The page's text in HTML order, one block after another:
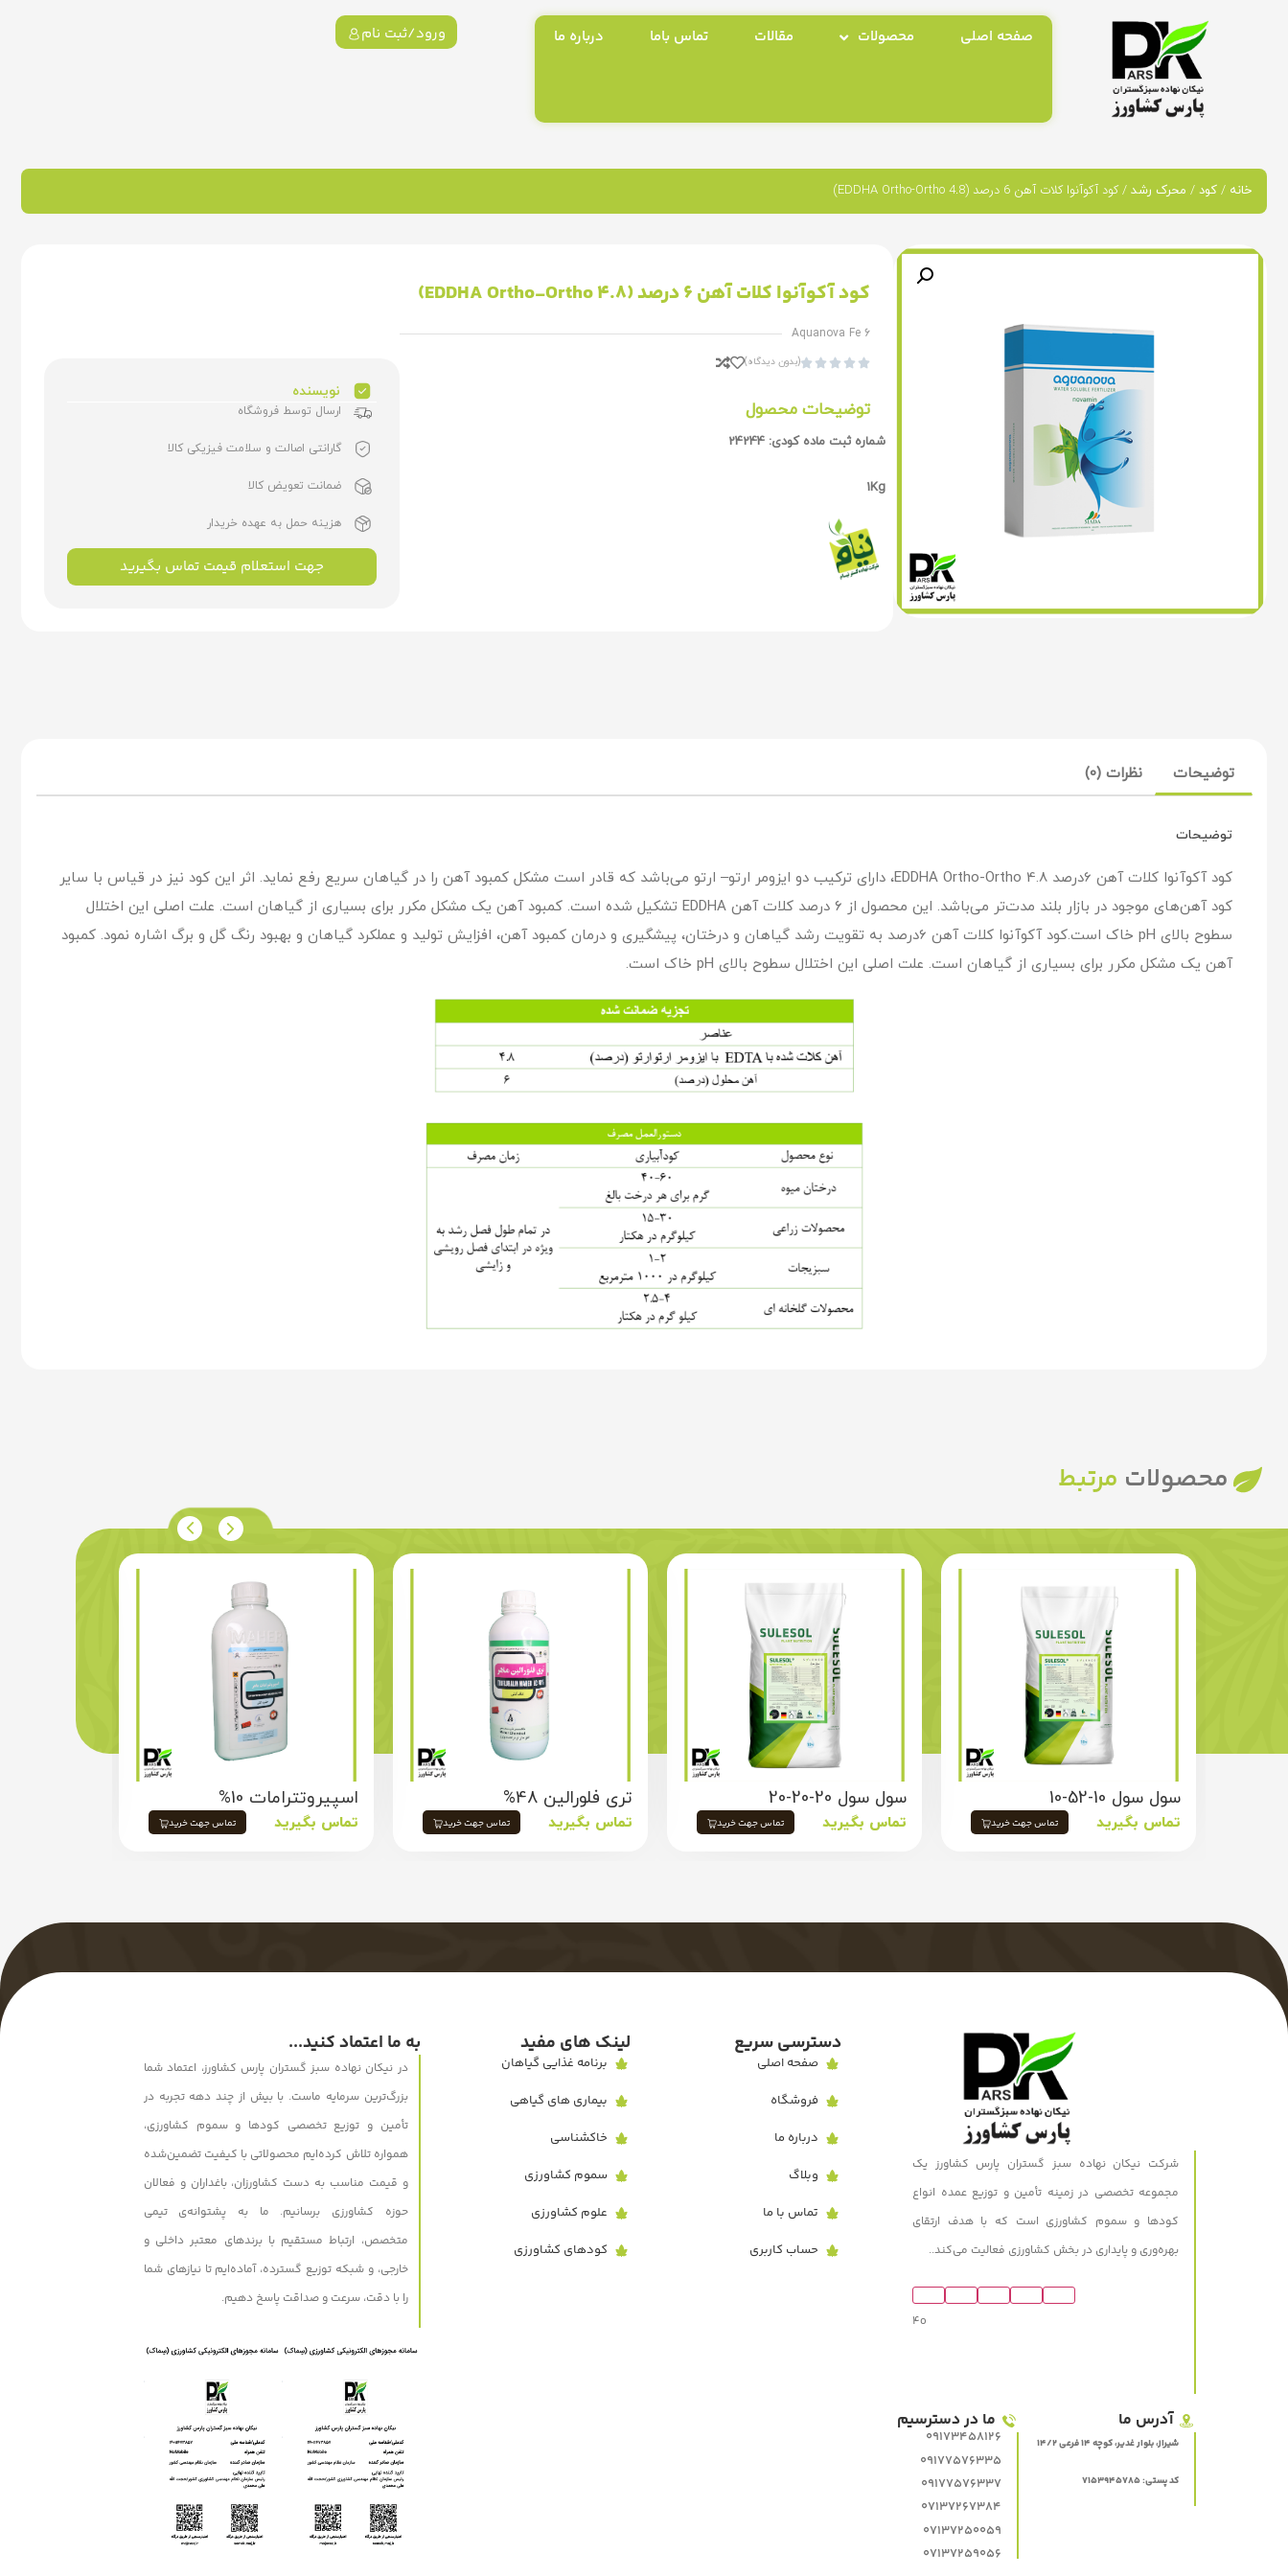
صفحه اصلی محصولات مقالات تماس باما درباره ما ورود/ثبت نام
خانه / کود / محرک رشد / کود آکوآنوا کلات آهن 6 درصد (EDDHA Ortho-Ortho 4.8)
کود آکوآنوا کلات آهن 6 درصد (EDDHA Ortho-Ortho 4.8)
Aquanova Fe 6




(بدون دیدگاه)
توضیحات محصول
شماره ثبت ماده کودی: 24244
1Kg
نویسنده
ارسال توسط فروشگاه
گارانتی اصالت و سلامت فیزیکی کالا
ضمانت تعویض کالا
هزینه حمل به عهده خریدار
جهت استعلام قیمت تماس بگیرید
توضیحات نظرات (0)
توضیحات
کود آکوآنوا کلات آهن 6درصد EDDHA Ortho-Ortho 4.8، دارای ترکیب دو ایزومر ارتو– ارتو می‌باشد که قادر است مشکل کمبود آهن را در گیاهان سریع رفع نماید. اثر این کود نیز در قیاس با سایر
کود آهن‌های موجود در بازار بلند مدت‌تر می‌باشد. این محصول از ۶ درصد کلات آهن EDDHA تشکیل شده است. کمبود آهن یک مشکل مکرر برای بسیاری از گیاهان است. علت اصلی این اختلال
سطوح بالای pH خاک است.کود آکوآنوا کلات آهن 6درصد به تقویت رشد گیاهان و درختان، پیشگیری و درمان کمبود آهن، افزایش تولید و عملکرد گیاهان و بهبود رنگ‌ گل و برگ اشاره نمود. کمبود
آهن یک مشکل مکرر برای بسیاری از گیاهان است. علت اصلی این اختلال سطوح بالای pH خاک است.
محصولات مرتبط
سول سول 10-52-10
تماس بگیرید تماس جهت خرید
سول سول 20-20-20
تماس بگیرید تماس جهت خرید
تری فلورالین 48%
تماس بگیرید تماس جهت خرید
اسپیروتترامات 10%
تماس بگیرید تماس جهت خرید
شرکت نیکان نهاده سبز گستران پارس کشاورز یک
مجموعه تخصصی در زمینه تأمین و توزیع عمده انواع
کودها و سموم کشاورزی است که با هدف ارتقای
بهره‌وری و پایداری در بخش کشاورزی فعالیت می‌کند..
4o
آدرس ما
شیراز، بلوار غدیر، کوچه 14 فرعی 14/2
کد پستی: 7153945785
ما در دسترسیم
09173458126
09177576335
09177576337
07137267384
07137250059
07137259056
دسترسی سریع
صفحه اصلی
فروشگاه
درباره ما
وبلاگ
تماس با ما
حساب کاربری
لینک های مفید
برنامه غذایی گیاهان
بیماری های گیاهی
خاکشناسی
سموم کشاورزی
علوم کشاورزی
کودهای کشاورزی
به ما اعتماد کنید...
در نیکان نهاده سبز گستران پارس کشاورز، اعتماد شما
بزرگ‌ترین سرمایه ماست. با بیش از چند دهه تجربه در
تأمین و توزیع تخصصی کودها و سموم کشاورزی،
همواره تلاش کرده‌ایم محصولاتی با کیفیت تضمین‌شده
و قیمت مناسب به دست کشاورزان، باغداران و فعالان
حوزه کشاورزی برسانیم. ما به پشتوانه‌ی تیمی
متخصص، ارتباط مستقیم با برندهای معتبر داخلی و
خارجی، و شبکه توزیع گسترده، آماده‌ایم تا نیازهای شما
را با دقت، سرعت و صداقت پاسخ دهیم.